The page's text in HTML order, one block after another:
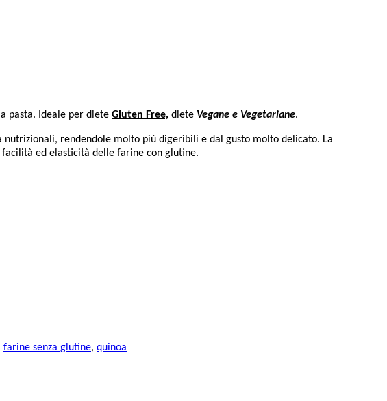
pasta. Ideale per diete Gluten Free, diete Vegane e Vegetariane.
rendendole molto più digeribili e dal gusto molto delicato. La
ed elasticità delle farine con glutine.
farine senza glutine, quinoa